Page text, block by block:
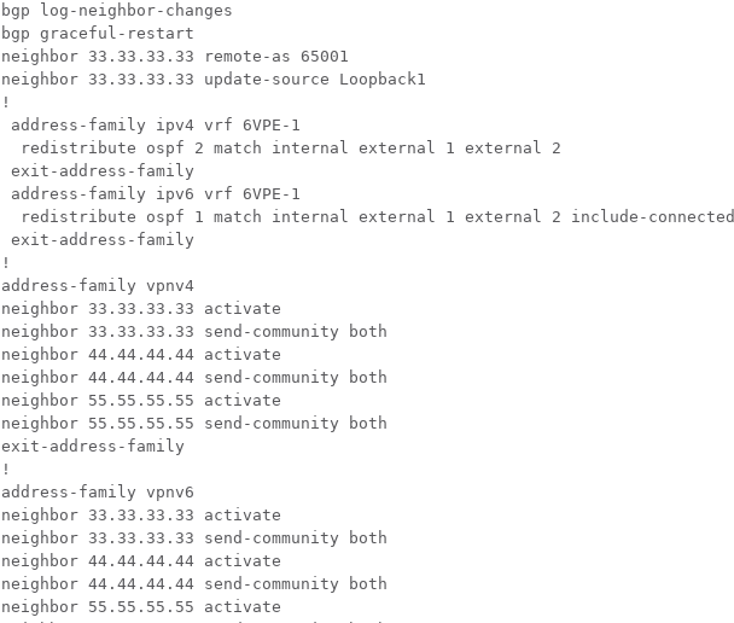
bgp log-neighbor-changes
bgp graceful-restart
neighbor 33.33.33.33 remote-as 65001
neighbor 33.33.33.33 update-source Loopback1
!
address-family ipv4 vrf 6VPE-1
  redistribute ospf 2 match internal external 1 external 2
exit-address-family
address-family ipv6 vrf 6VPE-1
  redistribute ospf 1 match internal external 1 external 2 include-connected
exit-address-family
!
address-family vpnv4
neighbor 33.33.33.33 activate
neighbor 33.33.33.33 send-community both
neighbor 44.44.44.44 activate
neighbor 44.44.44.44 send-community both
neighbor 55.55.55.55 activate
neighbor 55.55.55.55 send-community both
exit-address-family
!
address-family vpnv6
neighbor 33.33.33.33 activate
neighbor 33.33.33.33 send-community both
neighbor 44.44.44.44 activate
neighbor 44.44.44.44 send-community both
neighbor 55.55.55.55 activate